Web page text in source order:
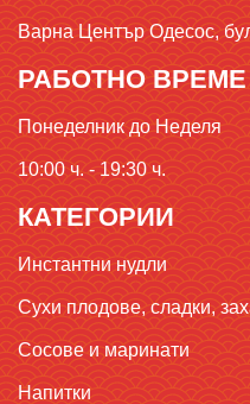
Варна Център Одесос,
РАБОТНО ВРЕМЕ
Понеделник до Неделя
10:00 ч. - 19:30 ч.
КАТЕГОРИИ
Инстантни нудли
Сухи плодове, сладки,
Сосове и маринати
Напитки